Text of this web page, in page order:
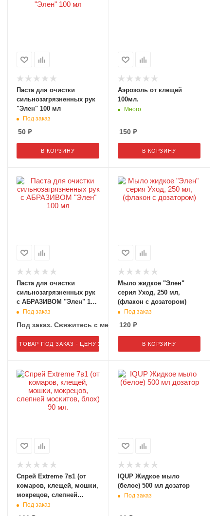
Паста для очистки
сильнозагрязненных рук
"Элен" 100 мл
Под заказ
50 ₽
В КОРЗИНУ
Аэрозоль от клещей
100мл.
Много
150 ₽
В КОРЗИНУ
Паста для очистки
сильнозагрязненных рук
с АБРАЗИВОМ "Элен" 100
млПод заказ
Под заказ. Свяжитесь с менеджером 8 (800) 201-49-29
ТОВАР ПОД ЗАКАЗ - ЦЕНУ УТОЧНЯЙТЕ У МЕНЕДЖЕРА
Мыло жидкое "Элен"
серия Уход, 250 мл,
(флакон с дозатором)
Под заказ
120 ₽
В КОРЗИНУ
Спрей Extreme 7в1 (от
комаров, клещей, мошки,
мокрецов, слепней
москитов, блох) 90 мл.
Под заказ
IQUP Жидкое мыло
(белое) 500 мл дозатор
Под заказ